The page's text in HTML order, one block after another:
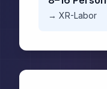
→ XR-Labor